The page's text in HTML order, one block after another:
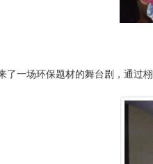
了一场环保题材的舞台剧，通过